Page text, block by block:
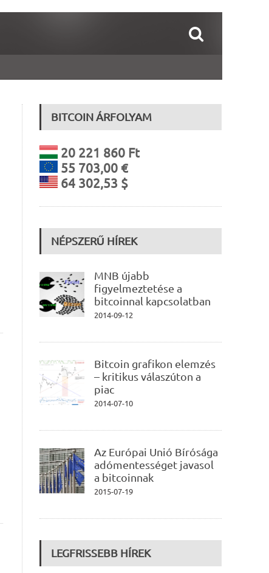
BITCOIN ÁRFOLYAM
20 221 860 Ft
55 703,00 €
64 302,53 $
NÉPSZERŰ HÍREK
MNB újabb
figyelmeztetése a
bitcoinnal kapcsolatban
2014-09-12
Bitcoin grafikon elemzés
– kritikus válaszúton a
piac
2014-07-10
Az Európai Unió Bírósága
adómentességet javasol
a bitcoinnak
2015-07-19
LEGFRISSEBB HÍREK